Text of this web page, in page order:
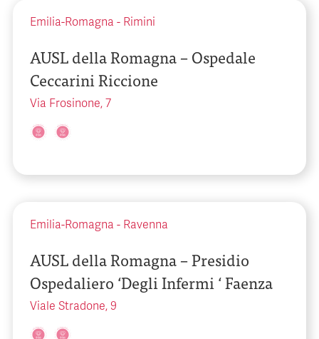
Emilia-Romagna - Rimini
AUSL della Romagna – Ospedale
Ceccarini Riccione
Via Frosinone, 7
Emilia-Romagna - Ravenna
AUSL della Romagna – Presidio
Ospedaliero ‘Degli Infermi ‘ Faenza
Viale Stradone, 9